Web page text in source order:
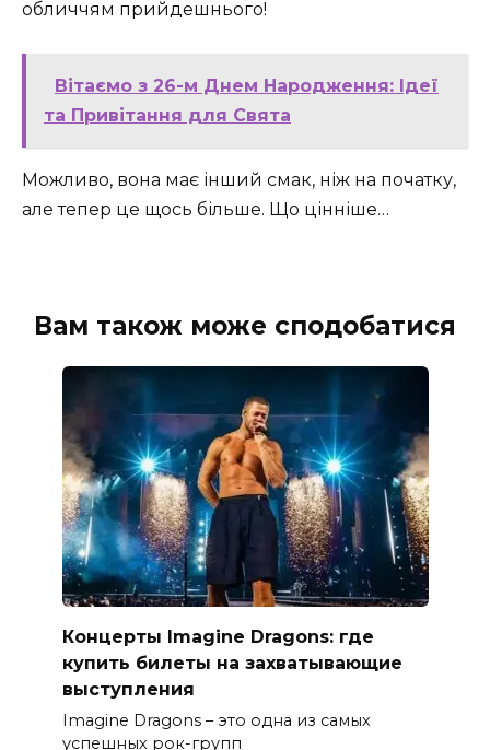
обличчям прийдешнього!
Вітаємо з 26-м Днем Народження: Ідеї
та Привітання для Свята
Можливо, вона має інший смак, ніж на початку,
але тепер це щось більше. Що цінніше…
Вам також може сподобатися
Концерты Imagine Dragons: где
купить билеты на захватывающие
выступления
Imagine Dragons – это одна из самых
успешных рок-групп